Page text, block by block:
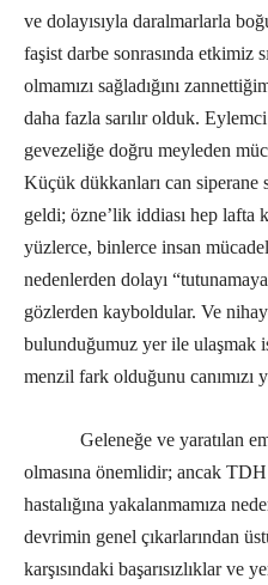
ve dolayısıyla daralmarlarla
faşist darbe sonrasında etkimiz
olmamızı sağladığını
daha fazla sarılır olduk.
gevezeliğe doğru meyleden
Küçük dükkanları can
geldi; özne’lik iddiası hep lafta
yüzlerce, binlerce insan
nedenlerden dolayı
gözlerden kayboldular. Ve
bulunduğumuz yer ile ulaşmak
menzil fark olduğunu canımızı
Geleneğe ve yaratılan
olmasına önemlidir; ancak
hastalığına yakalanmamıza
devrimin genel çıkarlarından
karşısındaki başarısızlıklar ve